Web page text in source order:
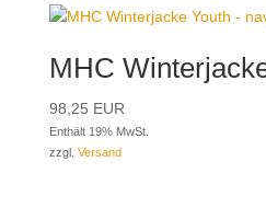
MHC
98,25 EUR
Enthält 19% MwSt.
zzgl. Versand